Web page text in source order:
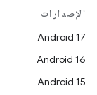
الإصدارات
Android 17
Android 16
Android 15